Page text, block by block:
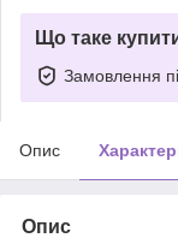
Що таке
Замовлення
Опис
Опис